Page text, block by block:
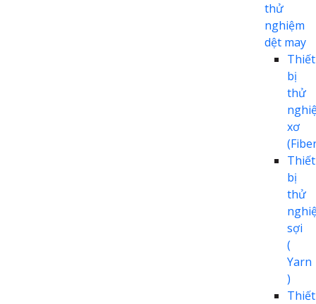
thử
nghiệm
dệt may
Thiết
bị
thử
xơ
Thiết
bị
thử
sợi
(
Yarn
)
Thiết